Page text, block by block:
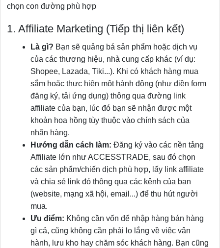
chọn con đường phù hợp
1. Affiliate Marketing (Tiếp thị liên kết)
Là gì? Bạn sẽ quảng bá sản phẩm hoặc dịch vụ
của các thương hiệu, nhà cung cấp khác (ví dụ:
Shopee, Lazada, Tiki...). Khi có khách hàng mua
sắm hoặc thực hiện một hành động (như điền form
đăng ký, tải ứng dụng) thông qua đường link
affiliate của bạn, lúc đó bạn sẽ nhận được một
khoản hoa hồng tùy thuộc vào chính sách của
nhãn hàng.
Hướng dẫn cách làm: Đăng ký vào các nền tảng
Affiliate lớn như ACCESSTRADE, sau đó chọn
các sản phẩm/chiến dịch phù hợp, lấy link affiliate
và chia sẻ link đó thông qua các kênh của bạn
(website, mạng xã hội, email...) để thu hút người
mua.
Ưu điểm: Không cần vốn để nhập hàng bán hàng
gì cả, cũng không cần phải lo lắng về việc vận
hành, lưu kho hay chăm sóc khách hàng. Bạn cũng